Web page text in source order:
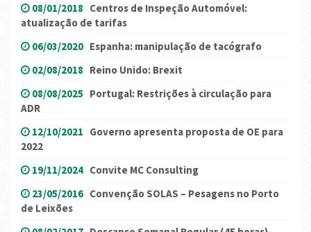
08/01/2018 Centros de Inspeção Automóvel:
atualização de tarifas
06/03/2020 Espanha: manipulação de tacógrafo
02/08/2018 Reino Unido: Brexit
08/08/2025 Portugal: Restrições à circulação para
ADR
12/10/2021 Governo apresenta proposta de OE para
2022
19/11/2024 Convite MC Consulting
23/05/2016 Convenção SOLAS – Pesagens no Porto
de Leixões